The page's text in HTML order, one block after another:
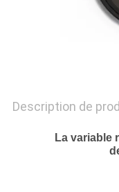
Description de
La variable